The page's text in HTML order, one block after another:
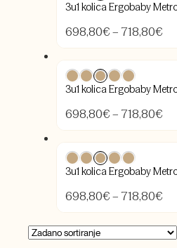
do
3u1 kolica Ergobaby
698,80€ – 718,80€
od
do
3u1 kolica Ergobaby
698,80€ – 718,80€
od
do
3u1 kolica Ergobaby
698,80€ – 718,80€
od